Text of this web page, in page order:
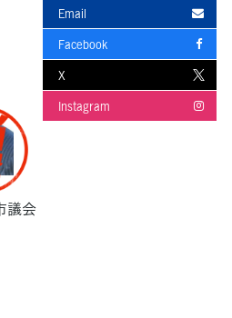
Email
Facebook
X
Instagram
議会